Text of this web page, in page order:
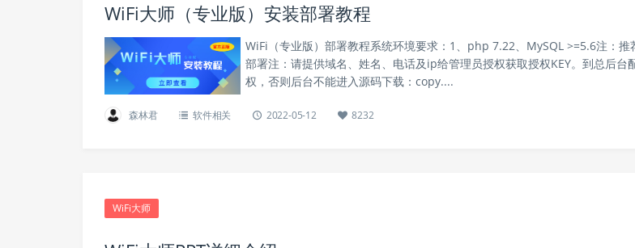
WiFi大师（专业版）安装部署教程
WiFi（专业版）部署教程系统环境要求：1、php 7.22、MySQL >=5.6注：推
部署注：请提供域名、姓名、电话及ip给管理员授权获取授权KEY。到总后台
权，否则后台不能进入源码下载：copy....
森林君 软件相关 2022-05-12 8232
WiFi大师